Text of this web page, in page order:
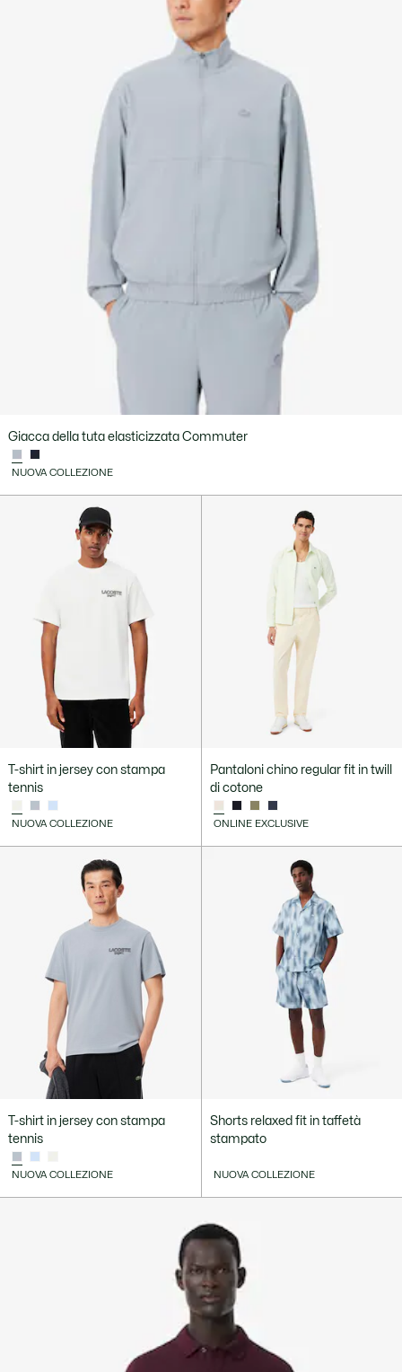
Giacca della tuta elasticizzata Commuter
NUOVA COLLEZIONE
T-shirt in jersey con stampa
tennis
NUOVA COLLEZIONE
Pantaloni chino regular fit in twill
di cotone
ONLINE EXCLUSIVE
T-shirt in jersey con stampa
tennis
NUOVA COLLEZIONE
Shorts relaxed fit in taffetà
stampato
NUOVA COLLEZIONE